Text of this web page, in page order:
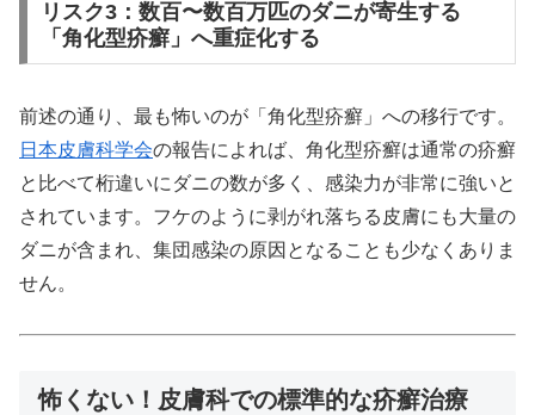
リスク3：数百〜数百万匹のダニが寄生する
「角化型疥癬」へ重症化する
前述の通り、最も怖いのが「角化型疥癬」への移行です。
日本皮膚科学会の報告によれば、角化型疥癬は通常の疥癬
と比べて桁違いにダニの数が多く、感染力が非常に強いと
されています。フケのように剥がれ落ちる皮膚にも大量の
ダニが含まれ、集団感染の原因となることも少なくありま
せん。
怖くない！皮膚科での標準的な疥癬治療